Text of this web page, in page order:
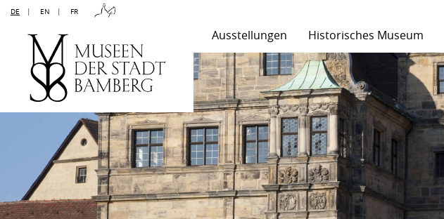
DE EN FR
Ausstellungen Historisches Museum